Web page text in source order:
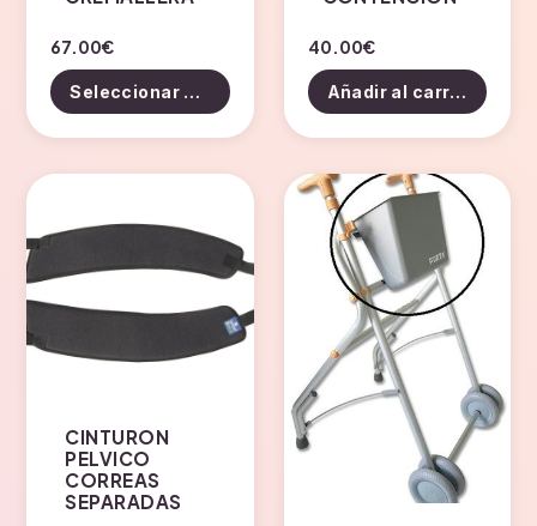
67.00€
Seleccionar opciones
Este
producto
tiene
múltiples
opciones
pueden
elegir
en
de
producto
40.00€
Añadir al carrito
CINTURON
PELVICO
CORREAS
SEPARADAS